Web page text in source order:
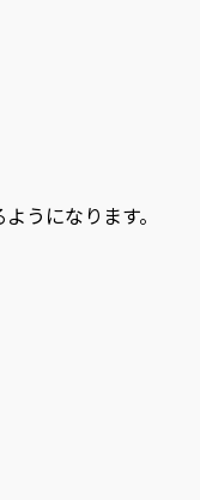
うになります。